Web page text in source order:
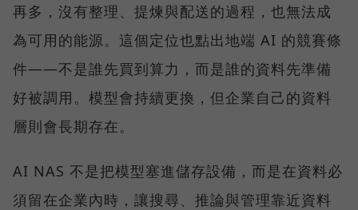
再多，沒有整理、提煉與配送的過程，也無法成
為可用的能源。這個定位也點出地端 AI 的競賽條
件——不是誰先買到算力，而是誰的資料先準備
好被調用。模型會持續更換，但企業自己的資料
層則會長期存在。
AI NAS 不是把模型塞進儲存設備，而是在資料必
須留在企業內時，讓搜尋、推論與管理靠近資料